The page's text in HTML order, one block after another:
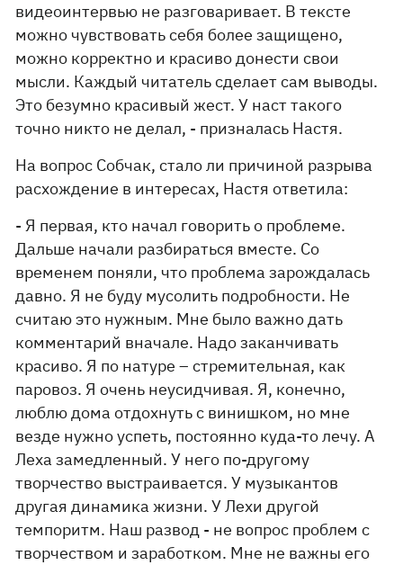
видеоинтервью не разговаривает. В тексте
можно чувствовать себя более защищено,
можно корректно и красиво донести свои
мысли. Каждый читатель сделает сам выводы.
Это безумно красивый жест. У наст такого
точно никто не делал, - призналась Настя.
На вопрос Собчак, стало ли причиной разрыва
расхождение в интересах, Настя ответила:
- Я первая, кто начал говорить о проблеме.
Дальше начали разбираться вместе. Со
временем поняли, что проблема зарождалась
давно. Я не буду мусолить подробности. Не
считаю это нужным. Мне было важно дать
комментарий вначале. Надо заканчивать
красиво. Я по натуре – стремительная, как
паровоз. Я очень неусидчивая. Я, конечно,
люблю дома отдохнуть с винишком, но мне
везде нужно успеть, постоянно куда-то лечу. А
Леха замедленный. У него по-другому
творчество выстраивается. У музыкантов
другая динамика жизни. У Лехи другой
темпоритм. Наш развод - не вопрос проблем с
творчеством и заработком. Мне не важны его